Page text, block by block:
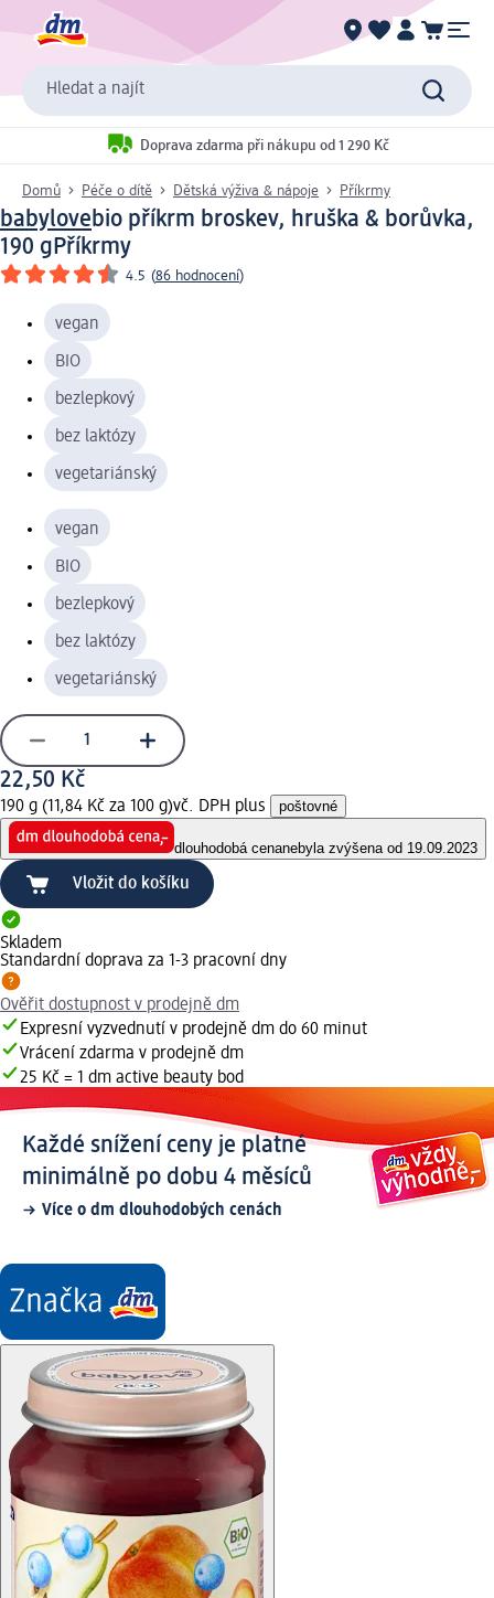
Hledat a najít
Doprava zdarma při nákupu od 1 290 Kč
Domů Péče o dítě Dětská výživa & nápoje Příkrmy
babylovebio příkrm broskev, hruška & borůvka,
190 gPříkrmy
4.5 (86 hodnocení)
vegan
BIO
bezlepkový
bez laktózy
vegetariánský
vegan
BIO
bezlepkový
bez laktózy
vegetariánský
22,50 Kč
190 g (11,84 Kč za 100 g)vč. DPH plus poštovné
dlouhodobá cenanebyla zvýšena od 19.09.2023
Vložit do košíku
Skladem
Standardní doprava za 1-3 pracovní dny
Ověřit dostupnost v prodejně dm
Expresní vyzvednutí v prodejně dm do 60 minut
Vrácení zdarma v prodejně dm
25 Kč = 1 dm active beauty bod
Každé snížení ceny je platné
minimálně po dobu 4 měsíců
Více o dm dlouhodobých cenách